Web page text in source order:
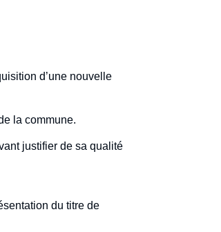
d’une nouvelle
la commune.
justifier de sa qualité
du titre de